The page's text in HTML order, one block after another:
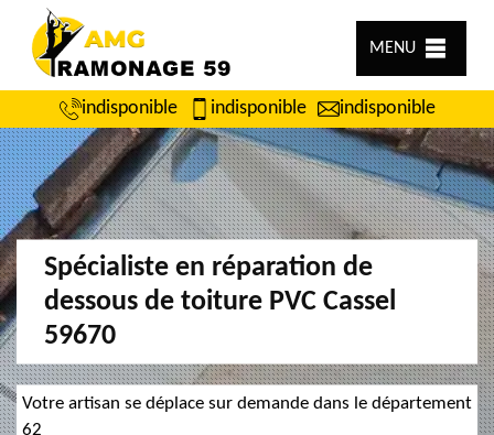
MENU
indisponible indisponible indisponible
Spécialiste en réparation de
dessous de toiture PVC Cassel
59670
Votre artisan se déplace sur demande dans le département
62